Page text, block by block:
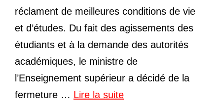
réclament de meilleures conditions de vie
et d’études. Du fait des agissements des
étudiants et à la demande des autorités
académiques, le ministre de
l’Enseignement supérieur a décidé de la
fermeture … Lire la suite